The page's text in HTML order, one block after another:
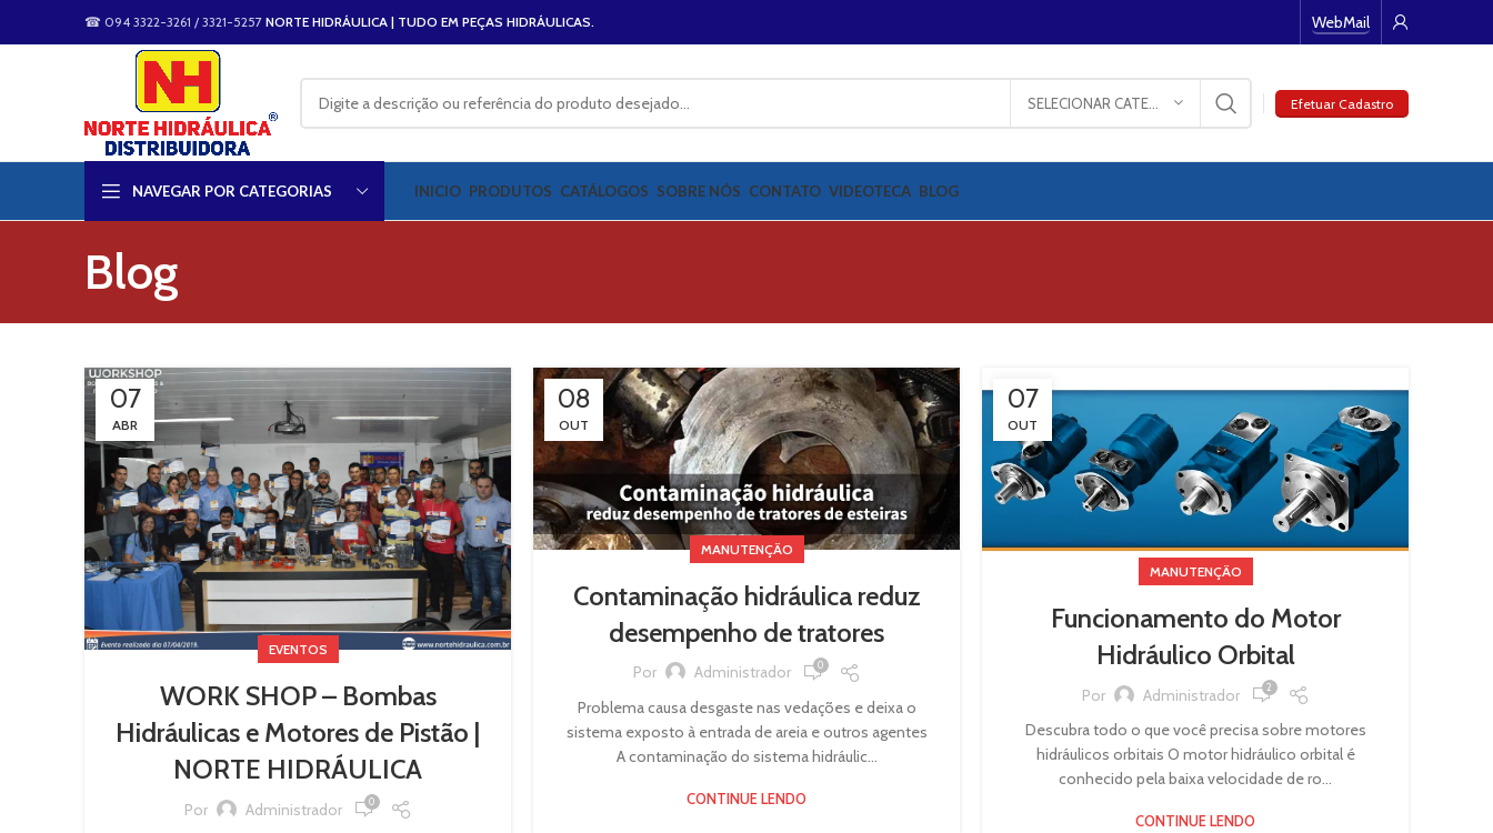
☎ 094 3322-3261 / 3321-5257 NORTE HIDRÁULICA | TUDO EM PEÇAS HIDRÁULICAS. WebMail
Efetuar Cadastro
NAVEGAR POR CATEGORIAS INICIO PRODUTOS CATÁLOGOS SOBRE NÓS CONTATO VIDEOTECA BLOG
Blog
07
ABR
EVENTOS
WORK SHOP – Bombas
Hidráulicas e Motores de Pistão |
NORTE HIDRÁULICA
Por Administrador 0
08
OUT
MANUTENÇÃO
Contaminação hidráulica reduz
desempenho de tratores
Por Administrador 0
Problema causa desgaste nas vedações e deixa o
sistema exposto à entrada de areia e outros agentes
A contaminação do sistema hidráulic...
CONTINUE LENDO
07
OUT
MANUTENÇÃO
Funcionamento do Motor
Hidráulico Orbital
Por Administrador 2
Descubra todo o que você precisa sobre motores
hidráulicos orbitais O motor hidráulico orbital é
conhecido pela baixa velocidade de ro...
CONTINUE LENDO